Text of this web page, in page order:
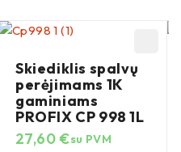
Skiediklis spalvų
perėjimams 1K
gaminiams
PROFIX CP 998 1L
27,60€su PVM